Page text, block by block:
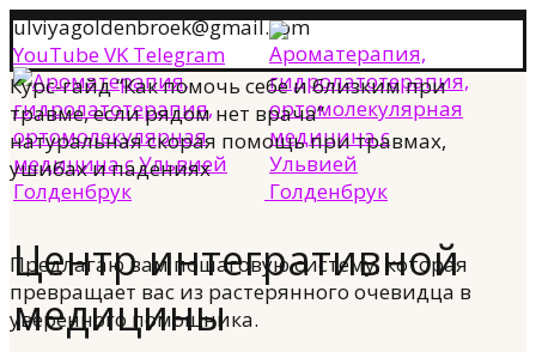
ulviyagoldenbroek@gmail.com
YouTubeVK Telegram
Центр интегративной
медицины
Курс-гайд “Как помочь себе и близким при
травме, если рядом нет врача”
натуральная скорая помощь при травмах,
ушибах и падениях
Предлагаю вам пошаговую систему, которая
превращает вас из растерянного очевидца в
уверенного помощника.